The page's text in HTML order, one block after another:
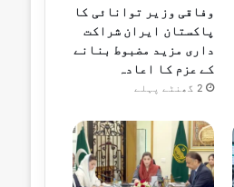
وفاقی وزیر توانائی کا
پاکستان ایران شراکت
داری مزید مضبوط بنانے
کے عزم کا اعادہ
2 گھنٹے پہلے